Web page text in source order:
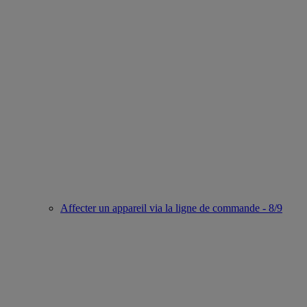
Affecter un appareil via la ligne de commande - 8/9